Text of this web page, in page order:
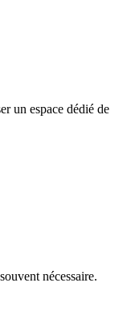
un espace dédié de
nécessaire.